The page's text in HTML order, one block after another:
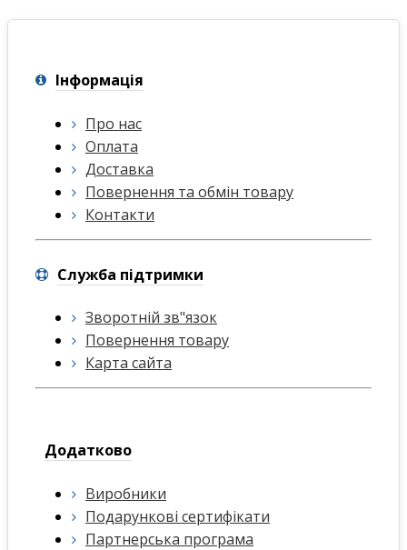
Інформація
Про нас
Оплата
Доставка
Повернення та обмін товару
Контакти
Служба підтримки
Зворотній зв"язок
Повернення товару
Карта сайта
Додатково
Виробники
Подарункові сертифікати
Партнерська програма